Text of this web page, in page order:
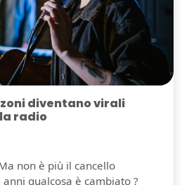
diventano virali
radio
non è più il cancello
qualcosa è cambiato ?